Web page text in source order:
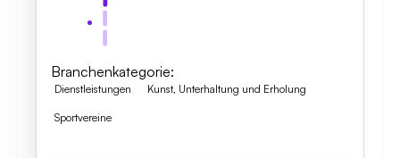
Branchenkategorie:
Dienstleistungen Kunst, Unterhaltung und Erholung
Sportvereine